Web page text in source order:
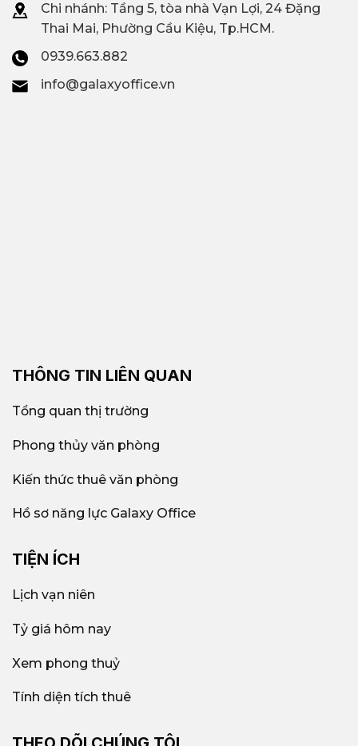
Chi nhánh: Tầng 5, tòa nhà Vạn Lợi, 24 Đặng
Thai Mai, Phường Cầu Kiệu, Tp.HCM.
0939.663.882
info@galaxyoffice.vn
THÔNG TIN LIÊN QUAN
Tổng quan thị trường
Phong thủy văn phòng
Kiến thức thuê văn phòng
Hồ sơ năng lực Galaxy Office
TIỆN ÍCH
Lịch vạn niên
Tỷ giá hôm nay
Xem phong thuỷ
Tính diện tích thuê